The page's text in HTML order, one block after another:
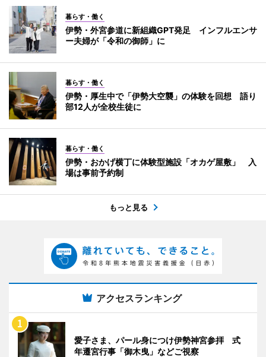
暮らす・働く
伊勢・外宮参道に新組織GPT発足 インフルエンサ
ー夫婦が「令和の御師」に
暮らす・働く
伊勢・厚生中で「伊勢大空襲」の体験を回想 語り
部12人が全校生徒に
暮らす・働く
伊勢・おかげ横丁に体験型施設「オカゲ屋敷」 入
場は事前予約制
もっと見る
アクセスランキング
愛子さま、パール身につけ伊勢神宮参拝 式
年遷宮行事「御木曳」などご視察